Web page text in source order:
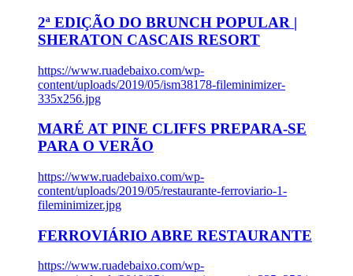
2ª EDIÇÃO DO BRUNCH POPULAR |
SHERATON CASCAIS RESORT
https://www.ruadebaixo.com/wp-
content/uploads/2019/05/ism38178-fileminimizer-
335x256.jpg
MARÉ AT PINE CLIFFS PREPARA-SE
PARA O VERÃO
https://www.ruadebaixo.com/wp-
content/uploads/2019/05/restaurante-ferroviario-1-
fileminimizer.jpg
FERROVIÁRIO ABRE RESTAURANTE
https://www.ruadebaixo.com/wp-